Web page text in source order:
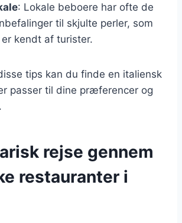
: Lokale beboere har ofte de
til skjulte perler, som
kendt af turister.
tips kan du finde en italiensk
passer til dine præferencer og
rejse gennem
restauranter i